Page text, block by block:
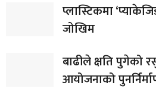
प्लास्टिकमा
जोखिम
बाढीले क्षति पुगेको
आयोजनाको